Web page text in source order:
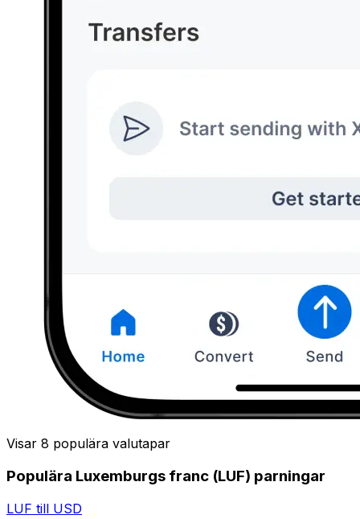
Visar 8 populära valutapar
Populära Luxemburgs franc (LUF) parningar
LUF till USD